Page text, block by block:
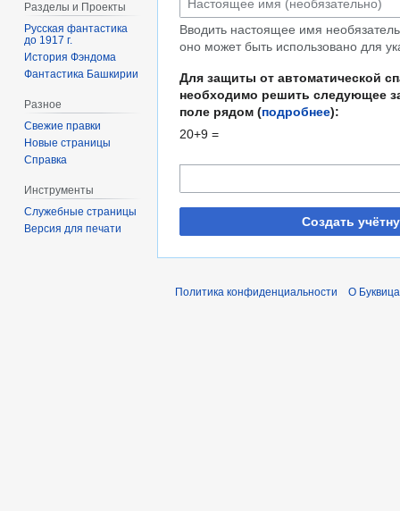
Вводить настоящее имя
оно может быть использовано для
Для защиты от автоматической
необходимо решить следующее
поле рядом (подробнее):
20+9 =
Создать
Разделы и Проекты
Русская фантастика
до 1917 г.
История Фэндома
Фантастика Башкирии
Разное
Свежие правки
Новые страницы
Справка
Инструменты
Служебные страницы
Версия для печати
Политика конфиденциальности О Буквица